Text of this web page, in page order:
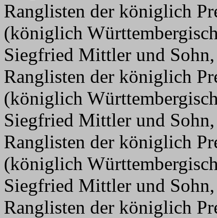
Ranglisten der königlich
(königlich
Siegfried Mittler und
Ranglisten der königlich
(königlich
Siegfried Mittler und
Ranglisten der königlich
(königlich
Siegfried Mittler und
Ranglisten der königlich